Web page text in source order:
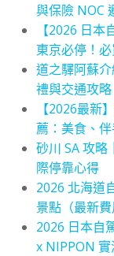
與保險 NOC
【2026 日
東京必停！
道之驛阿蘇
禮與交通攻略
【2026最新
薦：美食、
砂川 SA 攻
際停靠心得
2026 北海道
景點（最新費
2026 日本自
x NIPPON 實